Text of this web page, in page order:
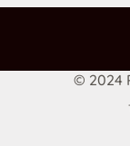
© 2024